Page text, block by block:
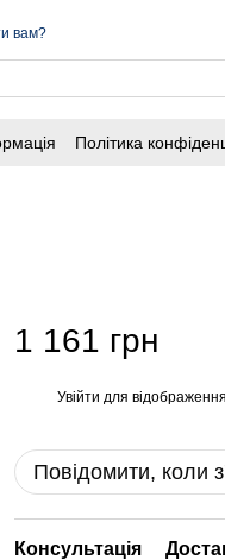
вам?
Політика
1 161 грн
Увійти для
Повідомити, коли
Консультація